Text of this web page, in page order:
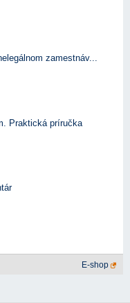
zamestnáv...
Praktická príručka
E-shop